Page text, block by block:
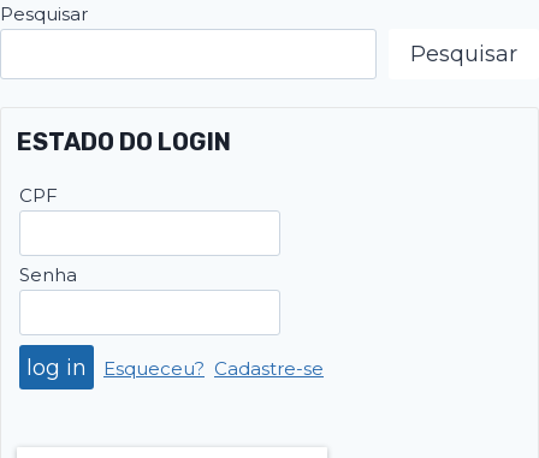
Pesquisar
Pesquisar
ESTADO DO LOGIN
CPF
Senha
Esqueceu? Cadastre-se